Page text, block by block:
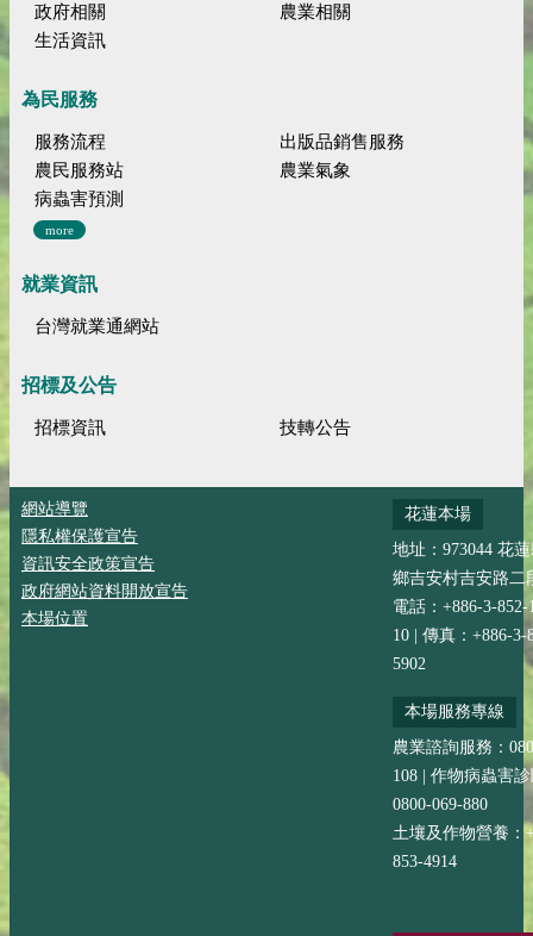
政府相關
農業相關
生活資訊
為民服務
服務流程
出版品銷售服務
農民服務站
農業氣象
病蟲害預測
more
就業資訊
台灣就業通網站
招標及公告
招標資訊 技轉公告
網站導覽
隱私權保護宣告
資訊安全政策宣告
政府網站資料開放宣告
本場位置
花蓮本場
地址：973044 花
鄉吉安村吉安路二
電話：+886-3-852-
10 | 傳真：+886-3-
5902
本場服務專線
農業諮詢服務：
108 | 作物病蟲害
0800-069-880
土壤及作物營養：
853-4914